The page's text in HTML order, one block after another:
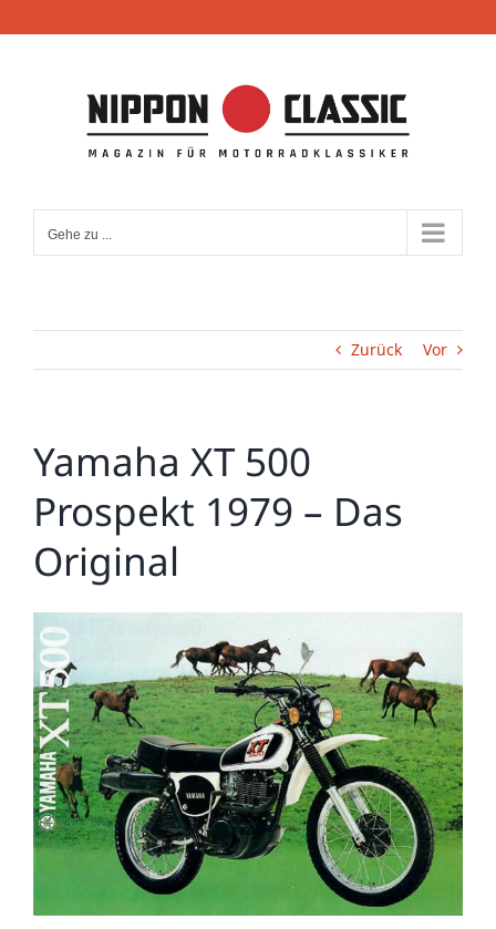
Inhalt
Gehe zu ...
Zurück Vor
Yamaha XT 500
Prospekt 1979 – Das
Original
Zeige
grösseres
Bild